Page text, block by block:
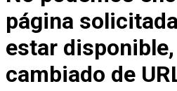
página
estar
cambiado de